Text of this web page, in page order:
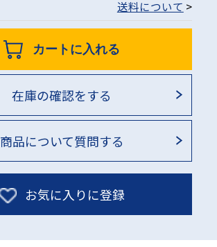
送料について >
カートに入れる
在庫の確認をする
商品について質問する
お気に入りに登録